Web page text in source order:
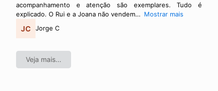
acompanhamento e atenção são exemplares. Tudo é
explicado. O Rui e a Joana não vendem
Mostrar mais
Jorge C
Veja mais...